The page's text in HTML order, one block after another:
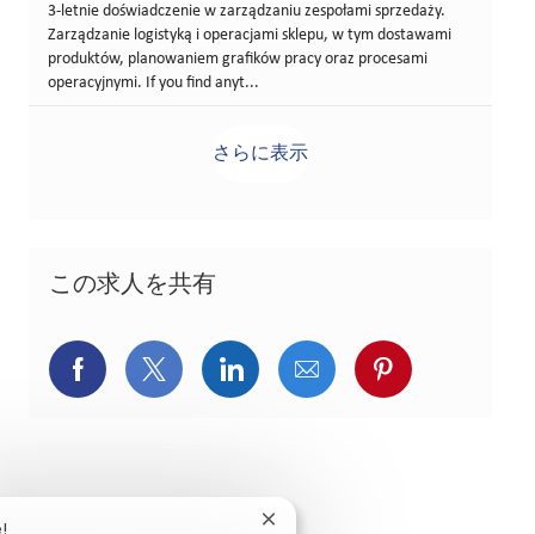
3-letnie doświadczenie w zarządzaniu zespołami sprzedaży.
Zarządzanie logistyką i operacjami sklepu, w tym dostawami
produktów, planowaniem grafików pracy oraz procesami
operacyjnymi. If you find anyt...
さらに表示
この求人を共有
Facebookでシェア
X(旧Twitter)でシェア
LinkedInでシェア
メールでシェア
Pinterestで
Close chatbot notification